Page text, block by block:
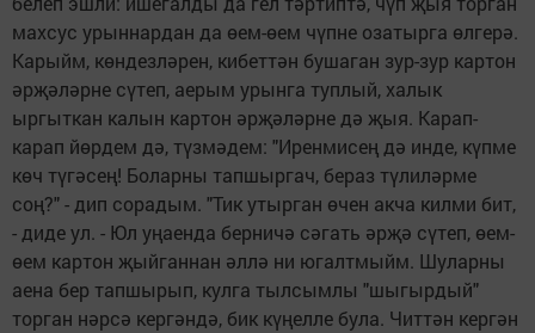
махсус урыннардан да өем-өем чүпне озатырга өлгерә.
Карыйм, көндезләрен, кибеттән бушаган зур-зур картон
әрҗәләрне сүтеп, аерым урынга туплый, халык
ыргыткан калын картон әрҗәләрне дә җыя. Карап-
карап йөрдем дә, түзмәдем: "Иренмисең дә инде, күпме
көч түгәсең! Боларны тапшыргач, бераз түлиләрме
соң?" - дип сорадым. "Тик утырган өчен акча килми бит,
- диде ул. - Юл уңаенда берничә сәгать әрҗә сүтеп, өем-
өем картон җыйганнан әллә ни югалтмыйм. Шуларны
аена бер тапшырып, кулга тылсымлы "шыгырдый"
торган нәрсә кергәндә, бик күңелле була. Читтән кергән